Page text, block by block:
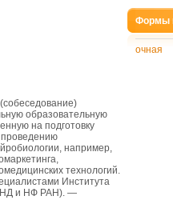
Формы
очная
образовательную
на подготовку
например,
технологий.
Института
и НФ РАН). —